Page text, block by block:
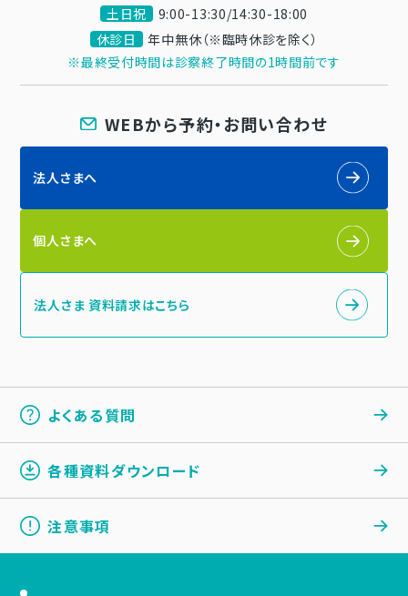
土日祝
9:00-13:30/14:30-18:00
休診日
年中無休（※臨時休診を除く）
※最終受付時間は診察終了時間の1時間前です
WEBから予約・お問い合わせ
法人さまへ
個人さまへ
法人さま 資料請求はこちら
よくある質問
各種資料ダウンロード
注意事項